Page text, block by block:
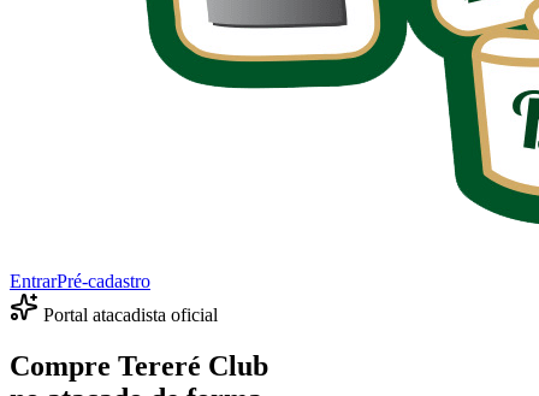
EntrarPré-cadastro
Portal atacadista oficial
Compre Tereré Club